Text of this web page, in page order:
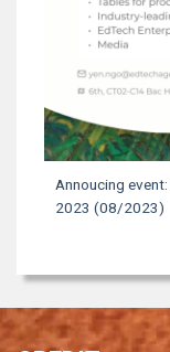
Annoucing
2023 (08/2023)